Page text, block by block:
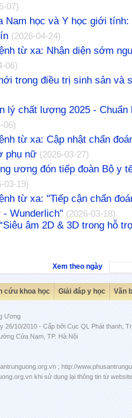
07)
Nam học và Y học giới
(2026-04-24)
từ xa: Nhận diện sớm
06)
trong điều trị sinh sản và
lý chất lượng 2025 -
06)
từ xa: Cập nhật chẩn
phụ nữ (2026-03-27)
ương đón tiếp đoàn Bộ y
03-19)
từ xa: "Tiếp cận chẩn
Wunderlich" (2026-03-18)
âm 2D & 3D trong hỗ
Xem theo ngày
cứu khoa học Giải đáp y học Văn
Ương
26/10/2010 - Cấp bởi Cục QL Phát thanh,
Cửa Nam, TP. Hà Nội
; http://
khi sử dụng lại thông tin từ